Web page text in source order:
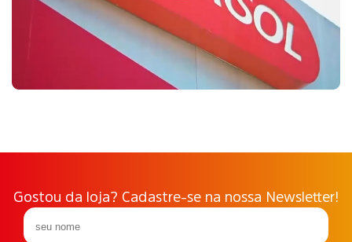
Gostou da loja? Cadastre-se na nossa Newsletter!